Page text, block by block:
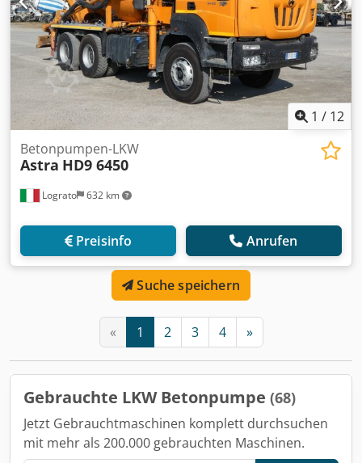
1 / 12
Lograto 632 km
Betonpumpen-LKW
Astra HD9 6450
Preisinfo Anrufen
Suche speichern
« 1 2 3 4 »
Gebrauchte LKW Betonpumpe (68)
Jetzt Gebrauchtmaschinen komplett durchsuchen
mit mehr als 200.000 gebrauchten Maschinen.